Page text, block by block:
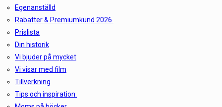
Egenanställd
Rabatter & Premiumkund 2026.
Prislista
Din historik
Vi bjuder på mycket
Vi visar med film
Tillverkning
Tips och inspiration.